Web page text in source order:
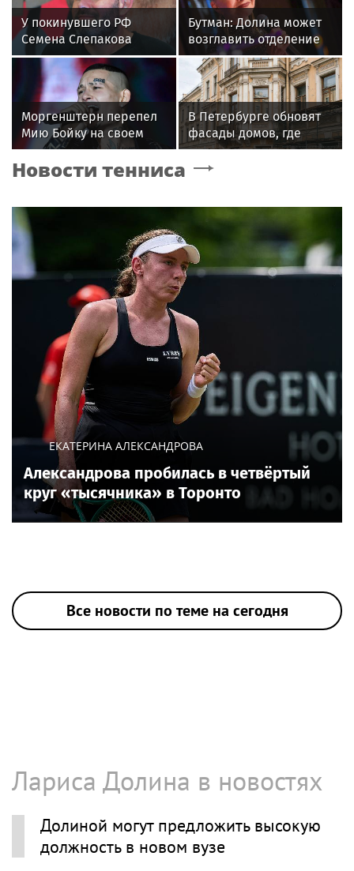
У покинувшего РФ
Семена Слепакова
нашли еще две
квартиры в Москве
Бутман: Долина может
возглавить отделение
вокала в первом в РФ
джазовом вузе
Моргенштерн перепел
Мию Бойку на своем
концерте
В Петербурге обновят
фасады домов, где
жили Чайковский и
Тургенев
Новости тенниса
ЕКАТЕРИНА АЛЕКСАНДРОВА
Александрова пробилась в четвёртый
круг «тысячника» в Торонто
Все новости по теме на сегодня
Лариса Долина в новостях
Долиной могут предложить высокую
должность в новом вузе